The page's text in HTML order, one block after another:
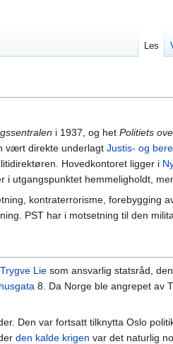
i 1937, og het Politiets
vært direkte underlagt Justis- og
Hovedkontoret ligger i
i utgangspunktet hemmeligholdt,
kontraterrorisme, forebygging
PST har i motsetning til den
Trygve Lie som ansvarlig statsråd,
8. Da Norge ble angrepet av
Den var fortsatt tilknytta Oslo
den kalde krigen var det naturlig
Les